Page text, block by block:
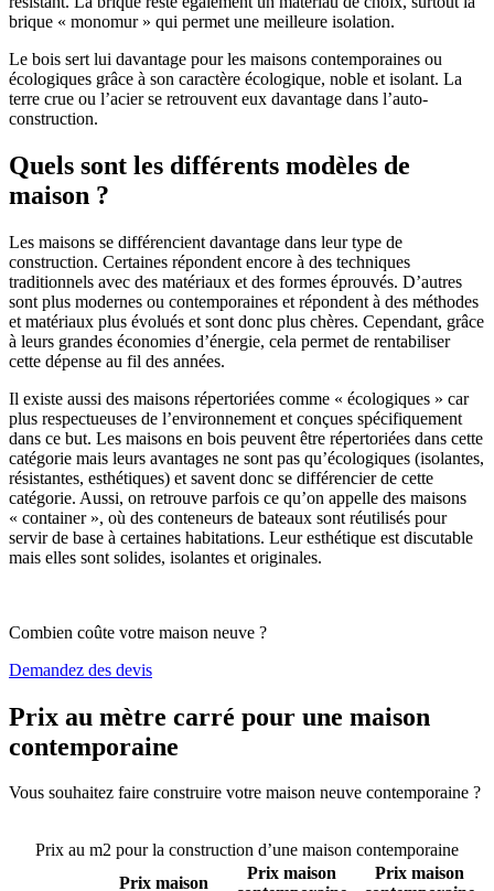
brique « monomur » qui permet une meilleure isolation.
Le bois sert lui davantage pour les maisons contemporaines ou
écologiques grâce à son caractère écologique, noble et isolant. La
terre crue ou l’acier se retrouvent eux davantage dans l’auto-
construction.
Quels sont les différents modèles de
maison ?
Les maisons se différencient davantage dans leur type de
construction. Certaines répondent encore à des techniques
traditionnels avec des matériaux et des formes éprouvés. D’autres
sont plus modernes ou contemporaines et répondent à des méthodes
et matériaux plus évolués et sont donc plus chères. Cependant, grâce
à leurs grandes économies d’énergie, cela permet de rentabiliser
cette dépense au fil des années.
Il existe aussi des maisons répertoriées comme « écologiques » car
plus respectueuses de l’environnement et conçues spécifiquement
dans ce but. Les maisons en bois peuvent être répertoriées dans cette
catégorie mais leurs avantages ne sont pas qu’écologiques (isolantes,
résistantes, esthétiques) et savent donc se différencier de cette
catégorie. Aussi, on retrouve parfois ce qu’on appelle des maisons
« container », où des conteneurs de bateaux sont réutilisés pour
servir de base à certaines habitations. Leur esthétique est discutable
mais elles sont solides, isolantes et originales.
Combien coûte votre maison neuve ?
Demandez des devis
Prix au mètre carré pour une maison
contemporaine
Vous souhaitez faire construire votre maison neuve contemporaine ?
Prix au m2 pour la construction d’une maison contemporaine
Prix maison
Prix maison
Prix maison